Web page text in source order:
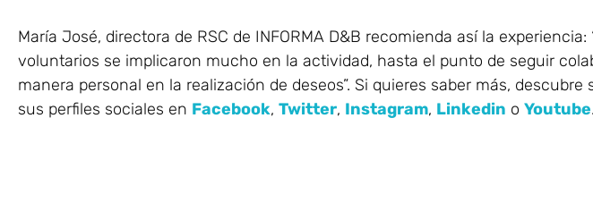
María José, directora de RSC de INFORMA D&B recomienda así la experiencia:
voluntarios se implicaron mucho en la actividad, hasta el punto de seguir
manera personal en la realización de deseos”. Si quieres saber más, descubre
sus perfiles sociales en Facebook, Twitter, Instagram, Linkedin o Youtube.